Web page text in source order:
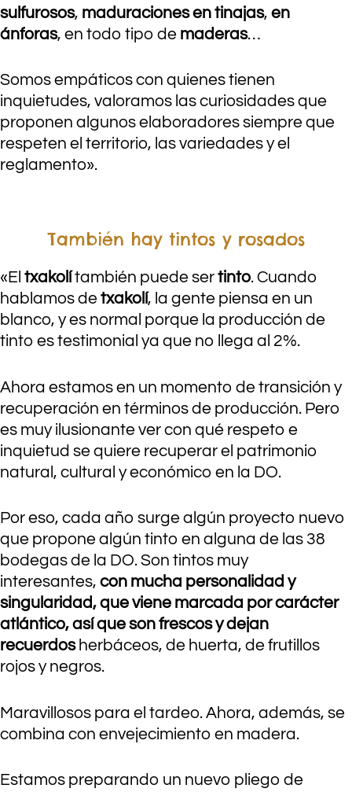
sulfurosos, maduraciones en tinajas, en
ánforas, en todo tipo de maderas…
Somos empáticos con quienes tienen
inquietudes, valoramos las curiosidades que
proponen algunos elaboradores siempre que
respeten el territorio, las variedades y el
reglamento».
También hay tintos y rosados
«El txakolítambién puede sertinto. Cuando
hablamos detxakolí, la gente piensa en un
blanco, y es normal porque la producción de
tinto es testimonial ya que no llega al 2%.
Ahora estamos en un momento de transición y
recuperación en términos de producción. Pero
es muy ilusionante ver con qué respeto e
inquietud se quiere recuperar el patrimonio
natural, cultural y económico en la DO.
Por eso, cada año surge algún proyecto nuevo
que propone algún tinto en alguna de las 38
bodegas de la DO. Son tintos muy
interesantes, con mucha personalidad y
singularidad, que viene marcada por carácter
atlántico, así que son frescos y dejan
recuerdosherbáceos, de huerta, de frutillos
rojos y negros.
Maravillosos para el tardeo. Ahora, además, se
combina con envejecimiento en madera.
Estamos preparando un nuevo pliego de